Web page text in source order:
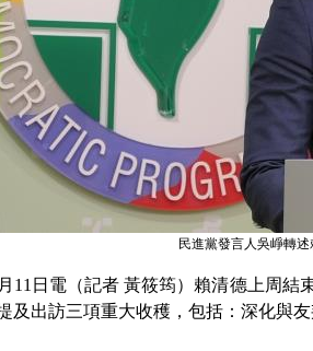
民進黨發言人吳崢轉
日電（記者 黃筱筠）賴清德上周結
及出訪三項重大收穫，包括：深化與